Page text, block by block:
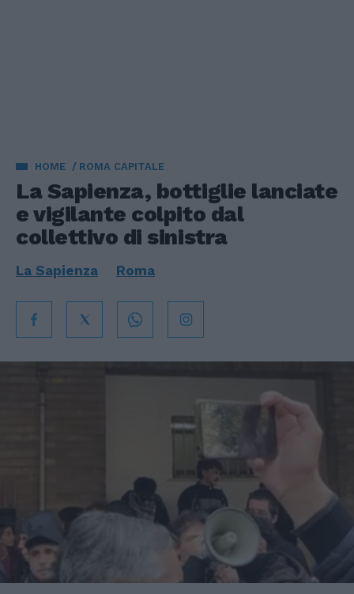
HOME ROMA CAPITALE
La Sapienza, bottiglie lanciate
e vigilante colpito dal
collettivo di sinistra
La Sapienza Roma